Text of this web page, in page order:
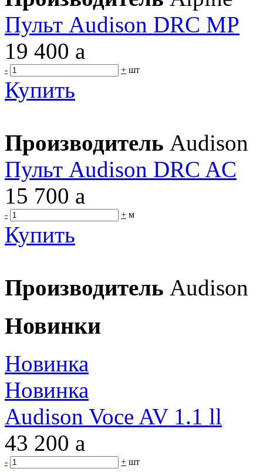
Пульт Audison DRC MP
19 400 a
- + шт
Купить
Производитель Audison
Пульт Audison DRC AC
15 700 a
- + м
Купить
Производитель Audison
Новинки
Новинка
Новинка
Audison Voce AV 1.1 ll
43 200 a
- + шт